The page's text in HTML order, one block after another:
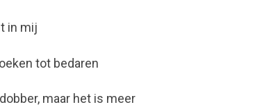
in mij
tot bedaren
maar het is meer